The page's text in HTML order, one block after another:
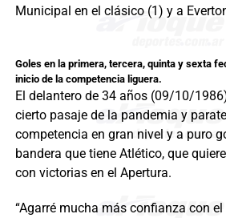
Municipal en el clásico (1) y a
Goles en la primera, tercera, quinta y sexta
inicio de la competencia liguera.
El delantero de 34 años (09/10/
cierto pasaje de la pandemia y
competencia en gran nivel y a puro
bandera que tiene Atlético, que
con victorias en el Apertura.
“Agarré mucha más confianza con